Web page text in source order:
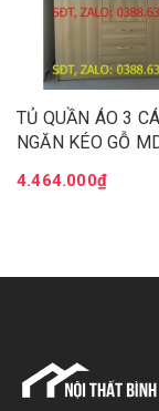
TỦ QUẦN ÁO 3
NGĂN KÉO GỖ
4.464.000₫